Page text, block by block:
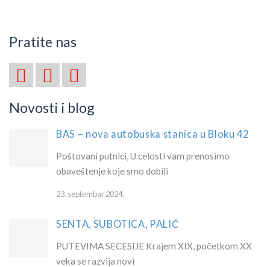
Pratite nas
Novosti i blog
BAS – nova autobuska stanica u Bloku 42
Poštovani putnici, U celosti vam prenosimo
obaveštenje koje smo dobili
23. septembar 2024.
SENTA, SUBOTICA, PALIĆ
PUTEVIMA SECESIJE Krajem XIX, početkom XX
veka se razvija novi